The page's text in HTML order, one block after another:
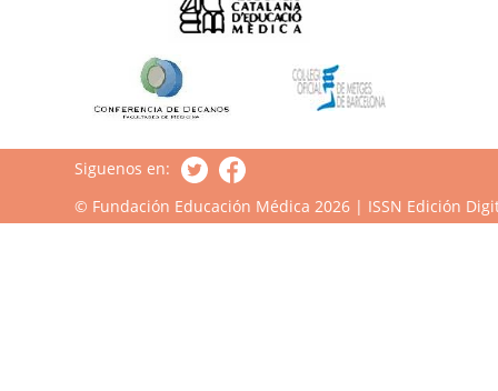
Siguenos en:
© Fundación Educación Médica 2026 | ISSN Edición